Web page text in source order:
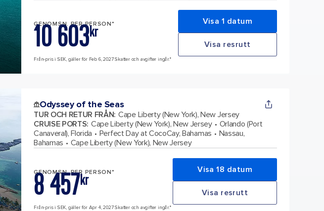
GENOMSN. PER PERSON*
kr
10 603 Visa 1 datum
Visa resrutt
Från-pris i SEK, gäller för Feb 6, 2027 Skatter och avgifter ingår.*
Odyssey of the Seas
TUR OCH RETUR FRÅN: Cape Liberty (New York), New Jersey
CRUISE PORTS: Cape Liberty (New York), New Jersey
Orlando (Port
Canaveral), Florida
Perfect Day at CocoCay, Bahamas
Nassau,
Bahamas
Cape Liberty (New York), New Jersey
GENOMSN. PER PERSON*
kr
8 457 Visa 18 datum
Visa resrutt
Från-pris i SEK, gäller för Apr 4, 2027 Skatter och avgifter ingår.*